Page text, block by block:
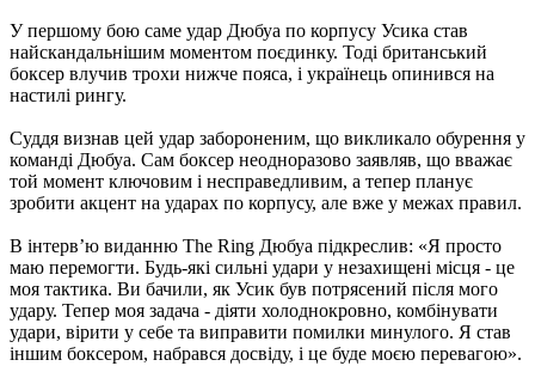
У першому бою саме удар Дюбуа по корпусу Усика став
найскандальнішим моментом поєдинку. Тоді британський
боксер влучив трохи нижче пояса, і українець опинився на
настилі рингу.
Суддя визнав цей удар забороненим, що викликало обурення у
команді Дюбуа. Сам боксер неодноразово заявляв, що вважає
той момент ключовим і несправедливим, а тепер планує
зробити акцент на ударах по корпусу, але вже у межах правил.
В інтерв’ю виданню The Ring Дюбуа підкреслив: «Я просто
маю перемогти. Будь-які сильні удари у незахищені місця - це
моя тактика. Ви бачили, як Усик був потрясений після мого
удару. Тепер моя задача - діяти холоднокровно, комбінувати
удари, вірити у себе та виправити помилки минулого. Я став
іншим боксером, набрався досвіду, і це буде моєю перевагою».